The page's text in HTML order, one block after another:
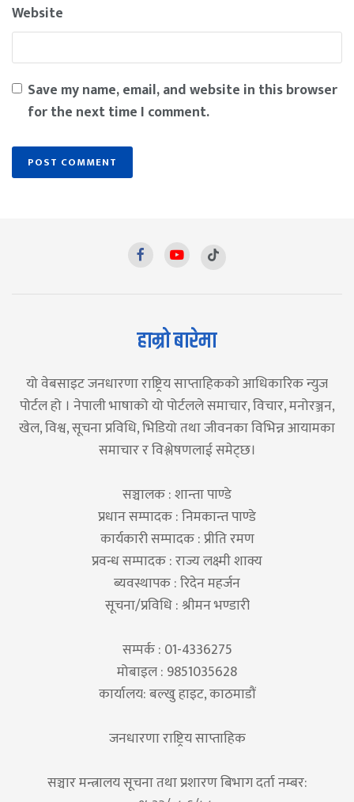
Website
Save my name, email, and website in this browser
for the next time I comment.
हाम्रो बारेमा
यो वेबसाइट जनधारणा राष्ट्रिय साप्ताहिकको आधिकारिक न्युज
पोर्टल हो । नेपाली भाषाको यो पोर्टलले समाचार, विचार, मनोरञ्जन,
खेल, विश्व, सूचना प्रविधि, भिडियो तथा जीवनका विभिन्न आयामका
समाचार र विश्लेषणलाई समेट्छ।
सञ्चालक : शान्ता पाण्डे
प्रधान सम्पादक : निमकान्त पाण्डे
कार्यकारी सम्पादक : प्रीति रमण
प्रवन्ध सम्पादक : राज्य लक्ष्मी शाक्य
ब्यवस्थापक : रिदेन महर्जन
सूचना/प्रविधि : श्रीमन भण्डारी
सम्पर्क : 01-4336275
मोबाइल : 9851035628
कार्यालय: बल्खु हाइट, काठमाडौं
जनधारणा राष्ट्रिय साप्ताहिक
सञ्चार मन्त्रालय सूचना तथा प्रशारण बिभाग दर्ता नम्बर: